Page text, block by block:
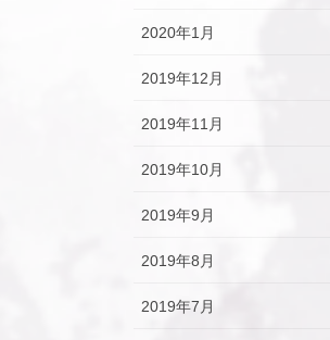
2020年1月
2019年12月
2019年11月
2019年10月
2019年9月
2019年8月
2019年7月